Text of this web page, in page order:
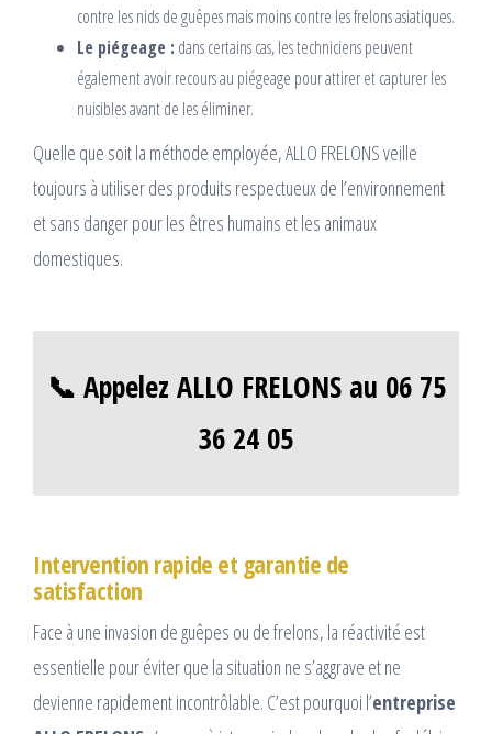
contre les nids de guêpes mais moins contre les frelons asiatiques.
Le piégeage : dans certains cas, les techniciens peuvent
également avoir recours au piégeage pour attirer et capturer les
nuisibles avant de les éliminer.
Quelle que soit la méthode employée, ALLO FRELONS veille
toujours à utiliser des produits respectueux de l’environnement
et sans danger pour les êtres humains et les animaux
domestiques.
📞 Appelez ALLO FRELONS au 06 75
36 24 05
Intervention rapide et garantie de
satisfaction
Face à une invasion de guêpes ou de frelons, la réactivité est
essentielle pour éviter que la situation ne s’aggrave et ne
devienne rapidement incontrôlable. C’est pourquoi l’entreprise